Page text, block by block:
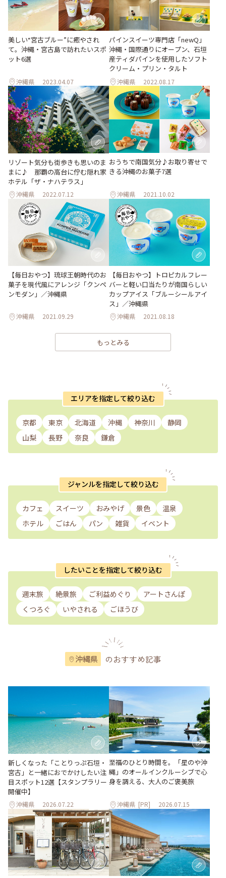
美しい“宮古ブルー”に癒やされ
て。沖縄・宮古島で訪れたいスポ
ット6選
沖縄県 2023.04.07
パインスイーツ専門店「newQ」
沖縄・国際通りにオープン、石垣
産ティダパインを使用したソフト
クリーム・プリン・タルト
沖縄県 2022.08.17
リゾート気分も街歩きも思いのま
まに♪ 那覇の高台に佇む隠れ家
ホテル「ザ・ナハテラス」
沖縄県 2022.07.12
おうちで南国気分♪お取り寄せで
きる沖縄のお菓子7選
沖縄県 2021.10.02
【毎日おやつ】琉球王朝時代のお
菓子を現代風にアレンジ「クンペ
ンモダン」／沖縄県
沖縄県 2021.09.29
【毎日おやつ】トロピカルフレー
バーと軽い口当たりが南国らしい
カップアイス「ブルーシールアイ
ス」／沖縄県
沖縄県 2021.08.18
もっとみる
エリアを指定して絞り込む
京都 東京 北海道 沖縄 神奈川
静岡
山梨
長野 奈良 鎌倉
ジャンルを指定して絞り込む
カフェ スイーツ おみやげ 景色
温泉
ホテル
ごはん パン 雑貨 イベント
したいことを指定して絞り込む
週末旅 絶景旅 ご利益めぐり
アートさんぽ
くつろぐ
いやされる ごほうび
沖縄県 のおすすめ記事
新しくなった「ことりっぷ石垣・
宮古」と一緒におでかけしたい注
目スポット12選【スタンプラリー
開催中】
沖縄県 2026.07.22
至福のひとり時間を。「星のや沖
縄」のオールインクルーシブで心
身を調える、大人のご褒美旅
沖縄県 [PR] 2026.07.15